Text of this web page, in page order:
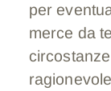
per
merce da